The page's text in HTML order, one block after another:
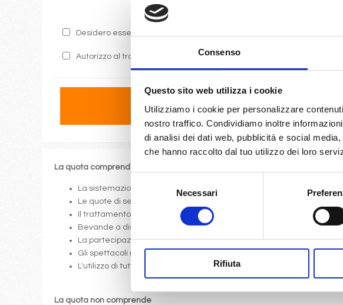
Consenso
Questo sito web utilizza i cookie
Utilizziamo i cookie per personalizzare
nostro traffico. Condividiamo inoltre
di analisi dei dati web, pubblicità e social
che hanno raccolto dal tuo utilizzo dei loro
del
consenso
Necessari
Rifiuta
Desidero essere informato sulle ultime promozioni di LeCrociere.
Autorizzo al trattamento dei miei dati secondo i termini di legge
La quota comprende
La sistemazione nella cabina prescelta dotata di ogni comfort:
Le quote di servizio (mance)
Il trattamento di pensione completa a bordo (colazione, pranzo, cena
Bevande a dispenser, serata di Gala con menù particolare.
La partecipazione a tutte le attività di animazione (giochi, concorsi,
Gli spettacoli musicali o di cabaret nel teatro di bordo, i balli e le
L'utilizzo di tutte le attrezzature della nave: piscine, lettini, teli
La quota non comprende